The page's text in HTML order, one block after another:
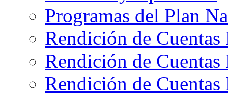
Programas del Plan
Rendición de Cuentas
Rendición de Cuentas
Rendición de